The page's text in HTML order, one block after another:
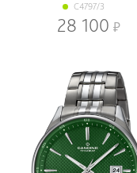
C4797/3
28 100